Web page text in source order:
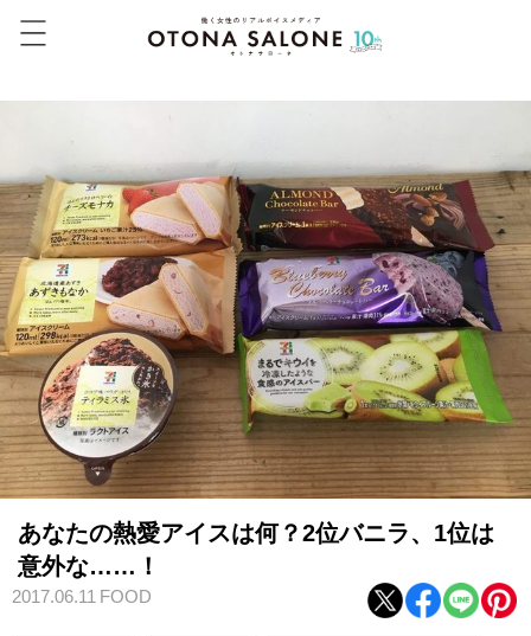
あなたの熱愛アイスは何？2位バニラ、1位は
意外な……！
2017.06.11 FOOD